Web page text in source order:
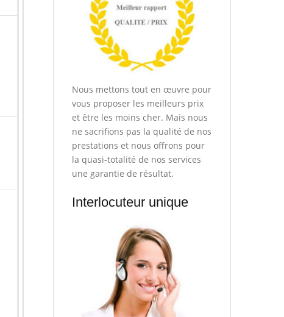
Nous mettons tout en œuvre pour
vous proposer les meilleurs prix
et être les moins cher. Mais nous
ne sacrifions pas la qualité de nos
prestations et nous offrons pour
la quasi-totalité de nos services
une garantie de résultat.
Interlocuteur unique